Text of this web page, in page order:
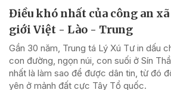
Điều khó nhất của công an xã
giới Việt - Lào - Trung
Gần 30 năm, Trung tá Lý Xú Tư in dấu
con đường, ngọn núi, con suối ở Sín
nhất là làm sao để được dân tin, từ đó
yên ở mảnh đất cực Tây Tổ quốc.